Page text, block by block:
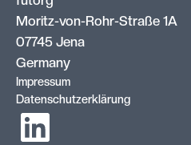
Moritz-von-Rohr-Straße 1A
07745 Jena
Germany
Impressum
Datenschutzerklärung